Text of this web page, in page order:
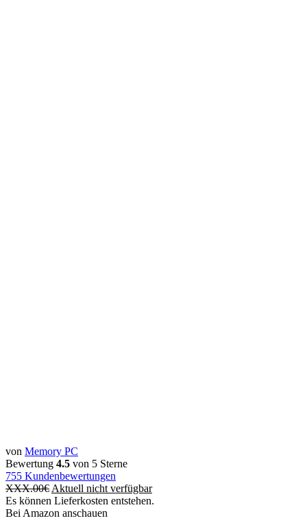
von Memory PC
Bewertung 4.5 von 5 Sterne
755 Kundenbewertungen
XXX.00€ Aktuell nicht verfügbar
Es können Lieferkosten entstehen.
Bei Amazon anschauen